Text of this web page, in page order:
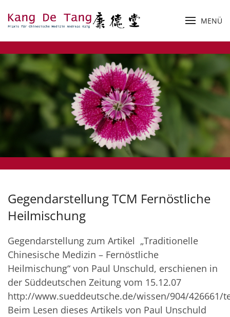
Zum Hauptinhalt springen
MENÜ
Gegendarstellung TCM Fernöstliche
Heilmischung
Gegendarstellung zum Artikel „Traditionelle
Chinesische Medizin – Fernöstliche
Heilmischung“ von Paul Unschuld, erschienen in
der Süddeutschen Zeitung vom 15.12.07
http://www.sueddeutsche.de/wissen/904/426661/
Beim Lesen dieses Artikels von Paul Unschuld